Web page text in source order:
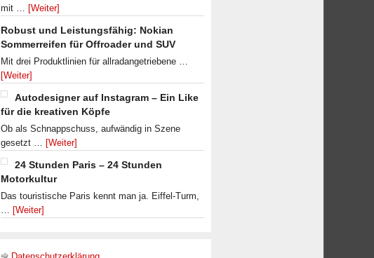
mit … [Weiter]
Robust und Leistungsfähig: Nokian
Sommerreifen für Offroader und SUV
Mit drei Produktlinien für allradangetriebene …
[Weiter]
Autodesigner auf Instagram – Ein Like
für die kreativen Köpfe
Ob als Schnappschuss, aufwändig in Szene
gesetzt … [Weiter]
24 Stunden Paris – 24 Stunden
Motorkultur
Das touristische Paris kennt man ja. Eiffel-Turm,
… [Weiter]